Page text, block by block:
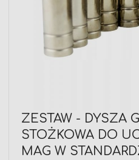
Przejdź
na
początek
galerii
ZESTAW - DYSZA
STOŻKOWA DO
MAG W